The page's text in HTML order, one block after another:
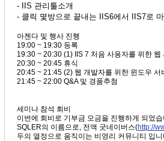
- IIS 관리툴소개
- 클릭 몇방으로 끝내는 IIS6에서 IIS7로
아젠다 및 행사 진행
19:00 ~ 19:30 등록
19:30 ~ 20:30 (1) IIS 7 처음 사용자를 위한
20:30 ~ 20:45 휴식
20:45 ~ 21:45 (2) 웹 개발자를 위한 윈도우
21:45 ~ 22:00 Q&A 및 경품추첨
세미나 참석 회비
이번에 회비로 기부금 모금을 진행하게 되었
SQLER의 이름으로, 전액 굿네이버스(http://
두의 열정으로 움직이는 비영리 커뮤니티 입